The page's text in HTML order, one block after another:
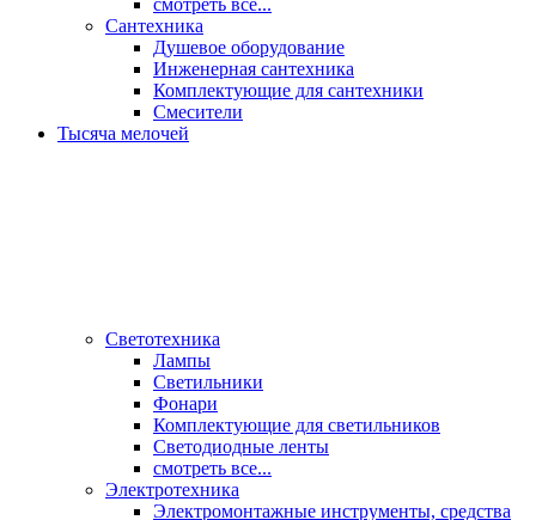
смотреть все...
Сантехника
Душевое оборудование
Инженерная сантехника
Комплектующие для сантехники
Смесители
Тысяча мелочей
Светотехника
Лампы
Светильники
Фонари
Комплектующие для светильников
Светодиодные ленты
смотреть все...
Электротехника
Электромонтажные инструменты, средства